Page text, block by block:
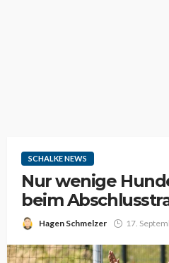
SCHALKE NEWS
Nur wenige
beim
Hagen Schmelzer 17.